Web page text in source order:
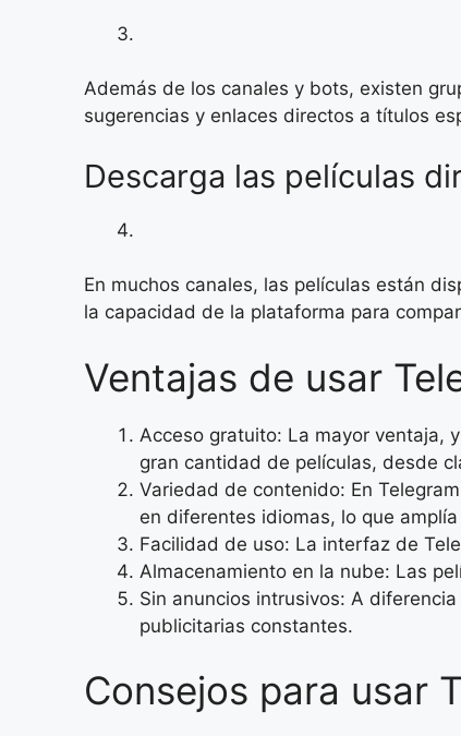
Además de los canales y bots, existen
sugerencias y enlaces directos a títulos
Descarga las películas
En muchos canales, las películas están
la capacidad de la plataforma para
Ventajas de usar
Acceso gratuito: La mayor ventaja,
gran cantidad de películas, desde
Variedad de contenido: En
en diferentes idiomas, lo que
Facilidad de uso: La interfaz de
Almacenamiento en la nube: Las
Sin anuncios intrusivos: A
publicitarias constantes.
Consejos para usar